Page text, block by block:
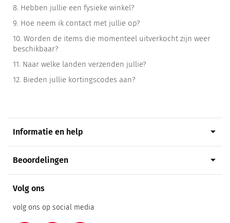
8. Hebben jullie een fysieke winkel?
9. Hoe neem ik contact met jullie op?
10. Worden de items die momenteel uitverkocht zijn weer
beschikbaar?
11. Naar welke landen verzenden jullie?
12. Bieden jullie kortingscodes aan?
Informatie en help arrow_drop_down
Volg ons
volg ons op social media
Beoordelingen arrow_drop_down